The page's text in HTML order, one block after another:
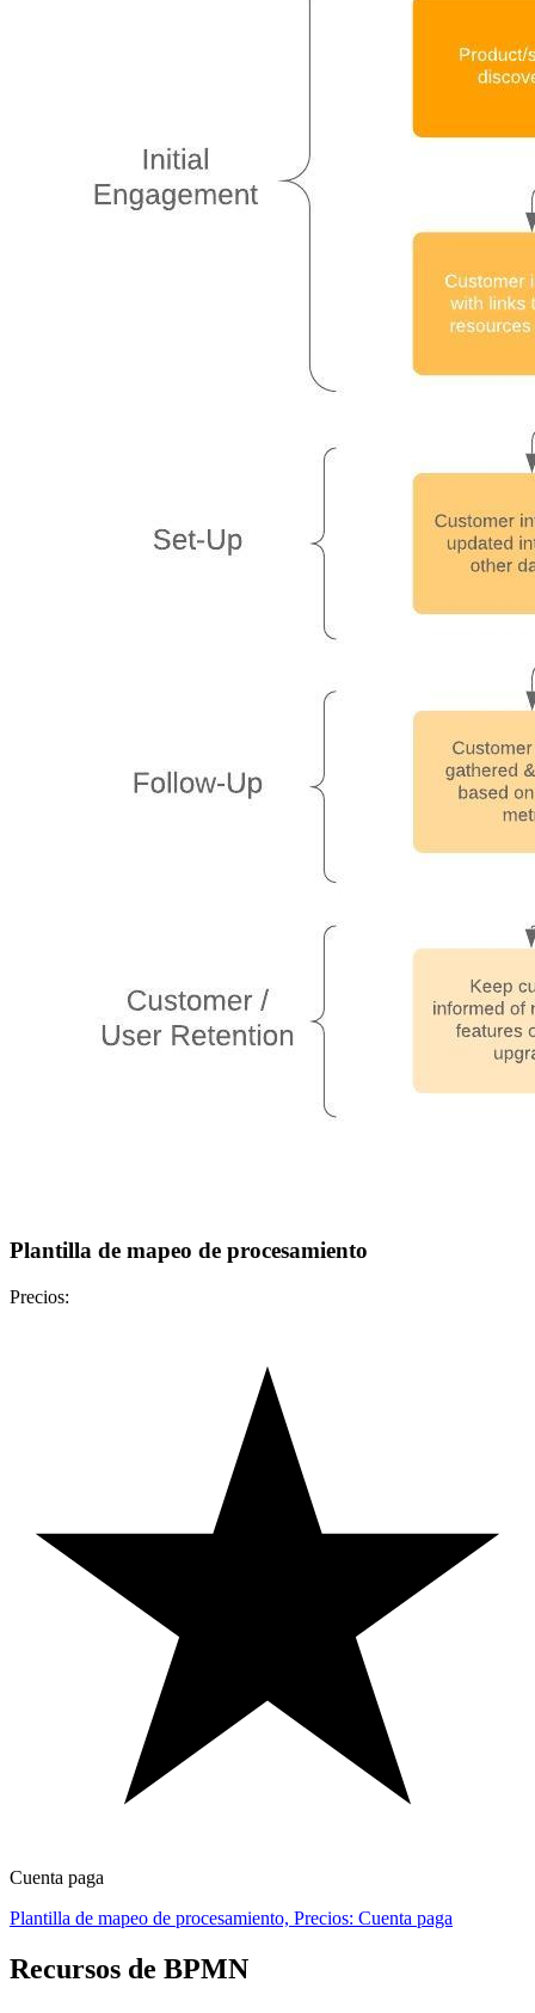
Plantilla de mapeo de procesamiento
Precios:
Cuenta paga
Plantilla de mapeo de procesamiento, Precios: Cuenta paga
Recursos de BPMN